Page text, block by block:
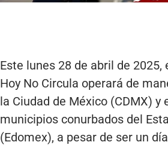
Este lunes 28 de abril de 2025,
Hoy No Circula operará de
la Ciudad de México (CDMX) y
municipios conurbados del
(Edomex), a pesar de ser un